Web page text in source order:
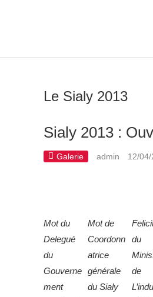
Le Sialy 2013
Sialy 2013 :
Galerie admin 12/04/
Mot du
Delegué
du
Gouverne
ment
Mot de
Coordonn
atrice
générale
du Sialy
du
de